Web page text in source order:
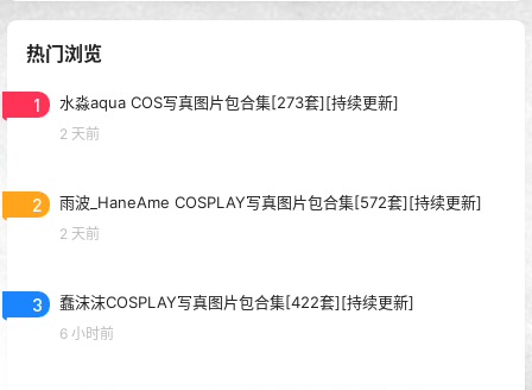
热门浏览
1 水淼aqua COS写真图片包合集[273套][持续更新]
2 天前
2 雨波_HaneAme COSPLAY写真图片包合集[572套][持续更新]
2 天前
3 蠢沫沫COSPLAY写真图片包合集[422套][持续更新]
6 小时前